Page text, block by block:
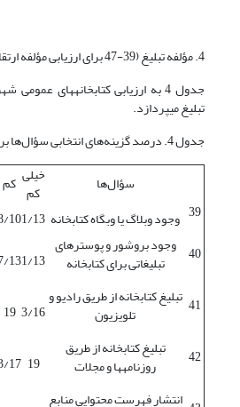
4. مؤلفه تبلیغ (39-47 برای ارزیابی مؤلفه ارتقا در کتابخانه)
جدول 4 به ارزیابی کتابخانه‏های
تبلیغ می‏پردازد.
جدول 4. درصد گزینه‌های انتخابی سؤال‌ها برای ارزیابی مؤلفه تبلیغ
سؤال‌ها
خیلی
کم کم
39 وجود وبلاگ یا وبگاه کتابخانه 1/13
10
40 وجود بروشور و پوسترهای
تبلیغاتی برای کتابخانه 1/13
13
41 تبلیغ کتابخانه از طریق رادیو و
تلویزیون 3/16
19
42
تبلیغ کتابخانه از طریق
روزنامه‏ها و مجلات 19
17
انتشار فهرست محتوایی منابع